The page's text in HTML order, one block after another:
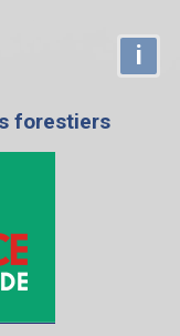
i
forestiers